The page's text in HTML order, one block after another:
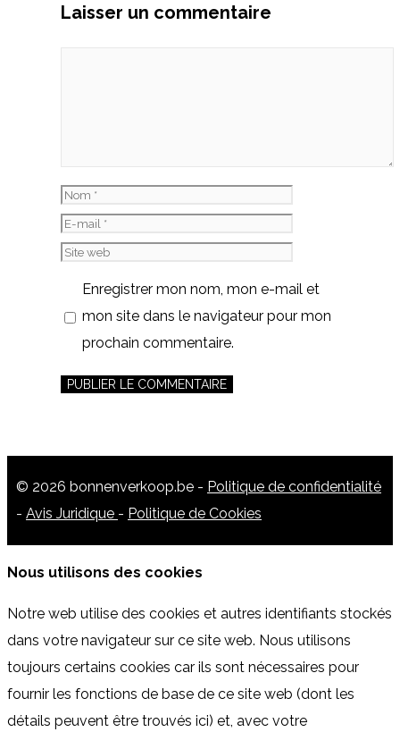
Laisser un commentaire
Nom
E-
mail
Site
webEnregistrer mon nom, mon e-mail et
mon site dans le navigateur pour mon
prochain commentaire.
© 2026 bonnenverkoop.be - Politique de confidentialité
- Avis Juridique - Politique de Cookies
Nous utilisons des cookies
Notre web utilise des cookies et autres identifiants stockés
dans votre navigateur sur ce site web. Nous utilisons
toujours certains cookies car ils sont nécessaires pour
fournir les fonctions de base de ce site web (dont les
détails peuvent être trouvés ici) et, avec votre